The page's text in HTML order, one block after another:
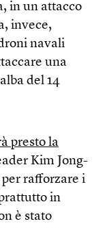
in un attacco
invece,
navali
una
del 14
presto la
Kim Jong-
rafforzare i
in
è stato